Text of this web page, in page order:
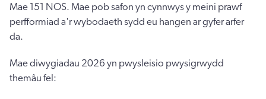
Mae 151 NOS. Mae pob safon yn cynnwys y meini prawf
perfformiad a'r wybodaeth sydd eu hangen ar gyfer arfer
da.
Mae diwygiadau 2026 yn pwysleisio pwysigrwydd
themâu fel: